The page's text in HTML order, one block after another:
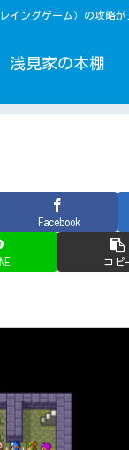
イングゲーム）の攻略が
浅見家の本棚
Facebook
コピ